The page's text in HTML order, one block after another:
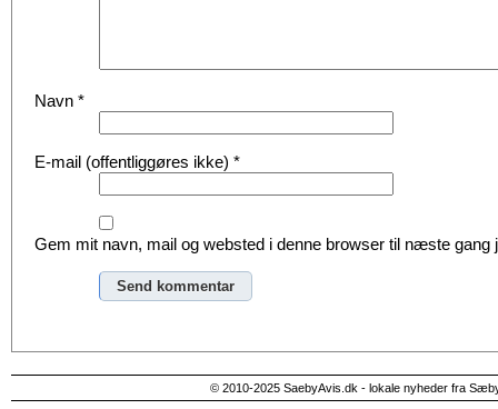
Navn *
E-mail (offentliggøres ikke) *
Gem mit navn, mail og websted i denne browser til næste gang
© 2010-2025 SaebyAvis.dk - lokale nyheder fra